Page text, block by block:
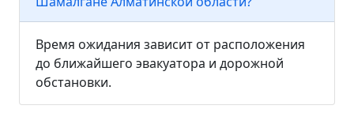
Время ожидания зависит от расположения
до ближайшего эвакуатора и дорожной
обстановки.